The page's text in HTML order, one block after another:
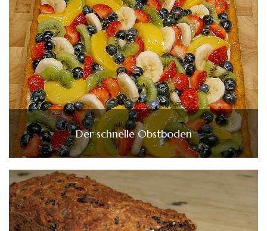
Der schnelle Obstboden